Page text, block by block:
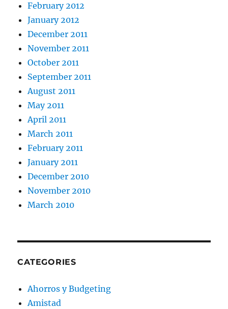
February 2012
January 2012
December 2011
November 2011
October 2011
September 2011
August 2011
May 2011
April 2011
March 2011
February 2011
January 2011
December 2010
November 2010
March 2010
CATEGORIES
Ahorros y Budgeting
Amistad